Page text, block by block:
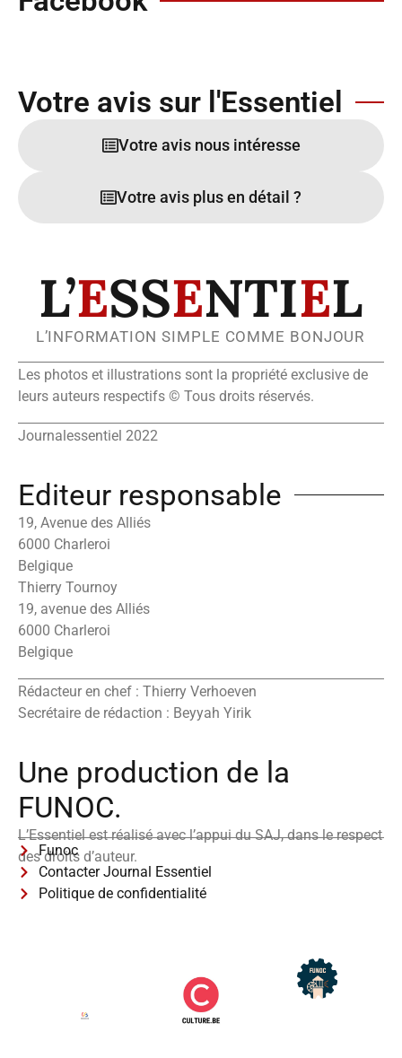
Votre avis sur l'Essentiel
Votre avis nous intéresse
Votre avis plus en détail ?
L’ESSENTIEL
L’INFORMATION SIMPLE COMME BONJOUR
Les photos et illustrations sont la propriété exclusive de
leurs auteurs respectifs © Tous droits réservés.
Journalessentiel 2022
Editeur responsable
19, Avenue des Alliés
6000 Charleroi
Belgique
Thierry Tournoy
19, avenue des Alliés
6000 Charleroi
Belgique
Rédacteur en chef : Thierry Verhoeven
Secrétaire de rédaction : Beyyah Yirik
Une production de la
FUNOC.
L’Essentiel est réalisé avec l’appui du SAJ, dans le respect
des droits d’auteur.
Funoc
Contacter Journal Essentiel
Politique de confidentialité